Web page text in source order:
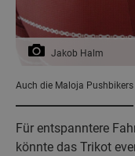
Jakob Halm
Auch die Maloja
Für entspanntere
könnte das Trikot